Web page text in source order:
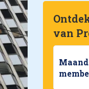
van
Maand